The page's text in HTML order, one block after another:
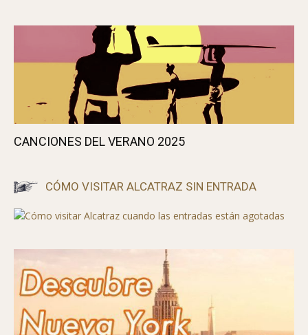
CANCIONES DEL VERANO 2025
CÓMO VISITAR ALCATRAZ SIN ENTRADA